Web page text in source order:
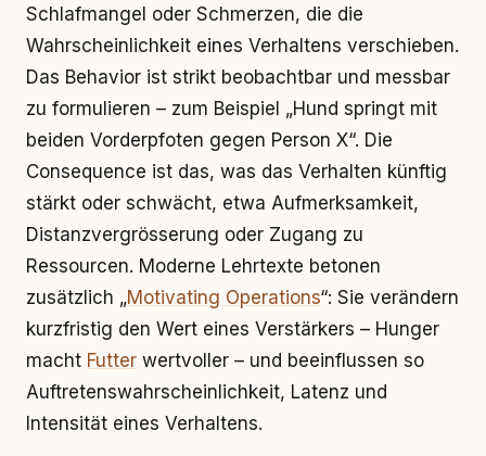
Schlafmangel oder Schmerzen, die die
Wahrscheinlichkeit eines Verhaltens verschieben.
Das Behavior ist strikt beobachtbar und messbar
zu formulieren – zum Beispiel „Hund springt mit
beiden Vorderpfoten gegen Person X“. Die
Consequence ist das, was das Verhalten künftig
stärkt oder schwächt, etwa Aufmerksamkeit,
Distanzvergrösserung oder Zugang zu
Ressourcen. Moderne Lehrtexte betonen
zusätzlich „Motivating Operations“: Sie verändern
kurzfristig den Wert eines Verstärkers – Hunger
macht Futter wertvoller – und beeinflussen so
Auftretenswahrscheinlichkeit, Latenz und
Intensität eines Verhaltens.